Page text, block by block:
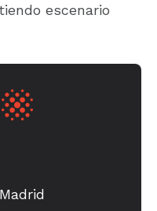
escenario
Madrid